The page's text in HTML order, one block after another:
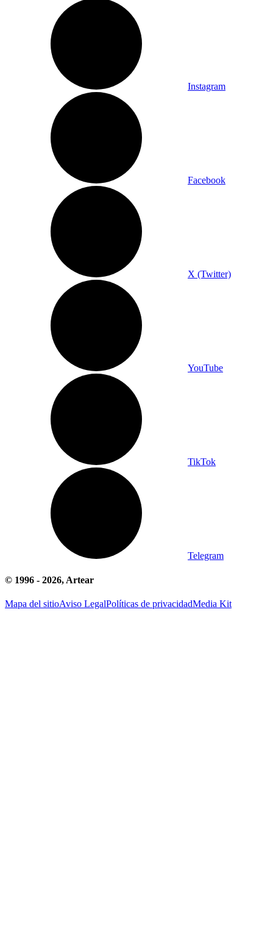
Instagram
Facebook
X (Twitter)
YouTube
TikTok
Telegram
© 1996 - 2026, Artear
Mapa del sitioAviso LegalPolíticas de privacidadMedia Kit